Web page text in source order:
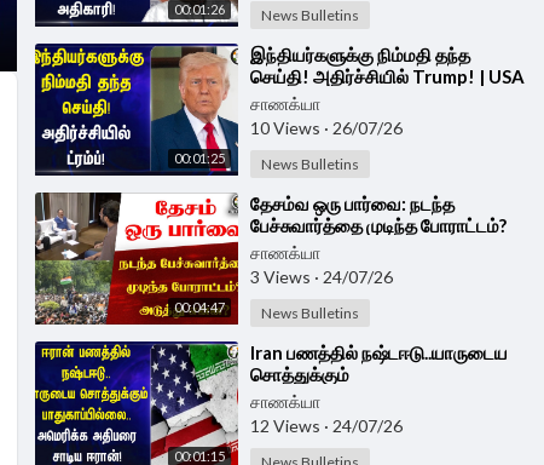
00:01:26 News Bulletins
00:01:25
⁣இந்தியர்களுக்கு நிம்மதி தந்த
செய்தி! அதிர்ச்சியில் Trump! | USA
| India | Narendra Modi
சாணக்யா
10 Views · 26/07/26
News Bulletins
00:04:47
⁣தேசம்வ ஒரு பார்வை: நடந்த
பேச்சுவார்த்தை முடிந்த போராட்டம்?
அடுத்து என்ன? | CJP Protest
சாணக்யா
3 Views · 24/07/26
News Bulletins
00:01:15
⁣Iran பணத்தில் நஷ்டஈடு..யாருடைய
சொத்துக்கும்
பாதுகாப்பில்லை..America அதிபரை
சாடிய Iran!
சாணக்யா
12 Views · 24/07/26